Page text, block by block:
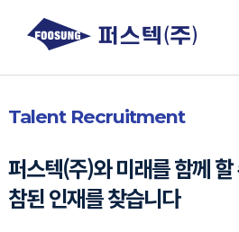
Talent Recruitment
퍼스텍(주)와 미래를 함께
참된 인재를 찾습니다
회사소개
사업분야